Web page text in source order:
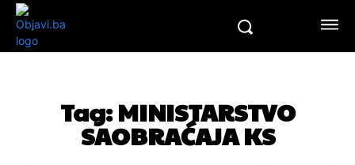
Tag:MINISTARSTVO
SAOBRAĆAJA KS